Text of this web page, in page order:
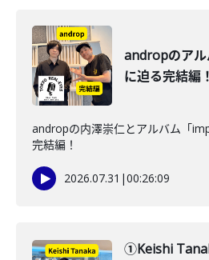
andropのアル
に迫る完結編！
andropの内澤崇仁とアルバム「
完結編！
2026.07.31 |00:26:09
①Keishi